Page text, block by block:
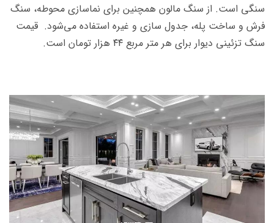
سنگی است. از سنگ مالون همچنین برای نماسازی محوطه، سنگ
فرش و ساخت پله، جدول سازی و غیره استفاده می‌شود. قیمت
سنگ تزئینی دیوار برای هر متر مربع ۴۴ هزار تومان است.